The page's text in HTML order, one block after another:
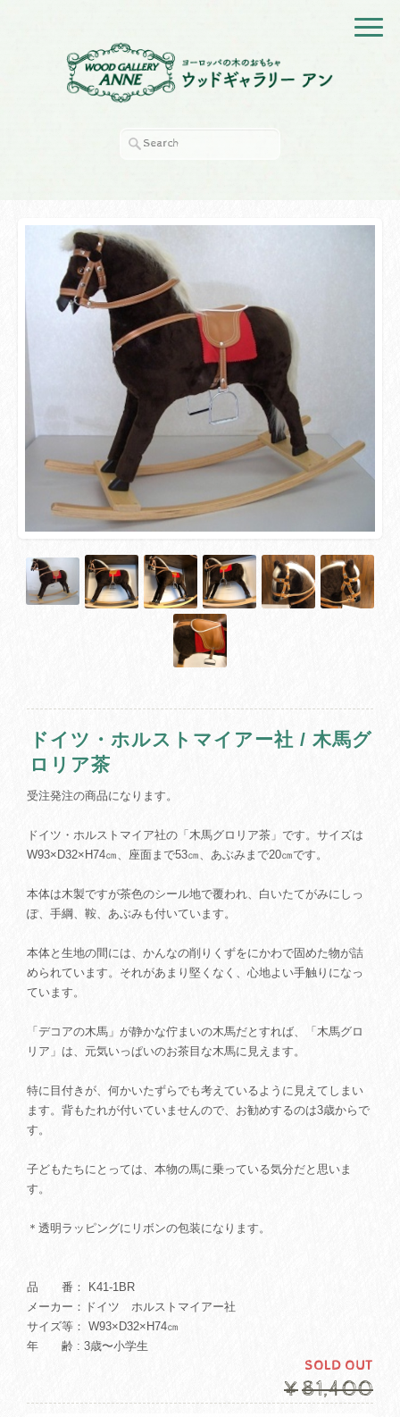
ドイツ・ホルストマイアー社 / 木馬グ
ロリア茶
受注発注の商品になります。
ドイツ・ホルストマイア社の「木馬グロリア茶」です。サイズは
W93×D32×H74㎝、座面まで53㎝、あぶみまで20㎝です。
本体は木製ですが茶色のシール地で覆われ、白いたてがみにしっ
ぽ、手綱、鞍、あぶみも付いています。
本体と生地の間には、かんなの削りくずをにかわで固めた物が詰
められています。それがあまり堅くなく、心地よい手触りになっ
ています。
「デコアの木馬」が静かな佇まいの木馬だとすれば、「木馬グロ
リア」は、元気いっぱいのお茶目な木馬に見えます。
特に目付きが、何かいたずらでも考えているように見えてしまい
ます。背もたれが付いていませんので、お勧めするのは3歳からで
す。
子どもたちにとっては、本物の馬に乗っている気分だと思いま
す。
＊透明ラッピングにリボンの包装になります。
品 番： K41-1BR
メーカー：ドイツ ホルストマイアー社
サイズ等： W93×D32×H74㎝
年 齢 : 3歳〜小学生
SOLD OUT
¥81,400